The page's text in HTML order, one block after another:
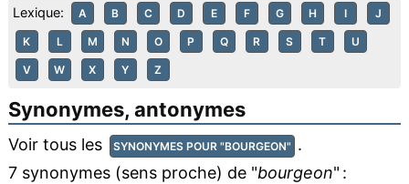
Lexique: A B C D E F G H I J
K L M N O P Q R S T U
V W X Y Z
Synonymes, antonymes
Voir tous les SYNONYMES POUR "BOURGEON" .
7 synonymes (sens proche) de "bourgeon" :